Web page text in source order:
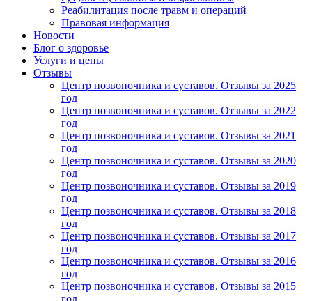
Реабилитация после травм и операций
Правовая информация
Новости
Блог о здоровье
Услуги и цены
Отзывы
Центр позвоночника и суставов. Отзывы за 2025
год
Центр позвоночника и суставов. Отзывы за 2022
год
Центр позвоночника и суставов. Отзывы за 2021
год
Центр позвоночника и суставов. Отзывы за 2020
год
Центр позвоночника и суставов. Отзывы за 2019
год
Центр позвоночника и суставов. Отзывы за 2018
год
Центр позвоночника и суставов. Отзывы за 2017
год
Центр позвоночника и суставов. Отзывы за 2016
год
Центр позвоночника и суставов. Отзывы за 2015
год